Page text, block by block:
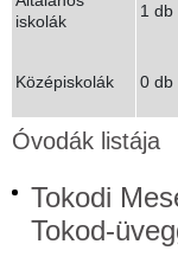
iskolák
1 db
Középiskolák 0 db
Óvodák listája
Tokodi
Tokod-